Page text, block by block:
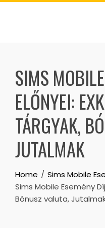
Skip
SIMS
ELŐNYEI:
TÁRGYAK,
JUTALMAK
Home
Sims Mobile
Sims Mobile Esemény
Bónusz valuta,